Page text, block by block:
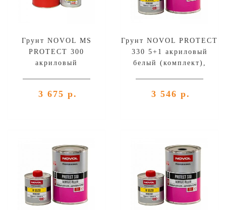
Грунт NOVOL MS
PROTECT 300
акриловый
уп.1л+0,25л
3 675 р.
Грунт NOVOL PROTECT
330 5+1 акриловый
белый (комплект),
3 546 р.